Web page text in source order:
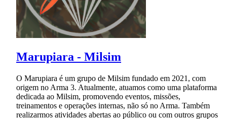
Marupiara - Milsim
O Marupiara é um grupo de Milsim fundado em 2021, com
origem no Arma 3. Atualmente, atuamos como uma plataforma
dedicada ao Milsim, promovendo eventos, missões,
treinamentos e operações internas, não só no Arma. Também
realizarmos atividades abertas ao público ou com outros grupos